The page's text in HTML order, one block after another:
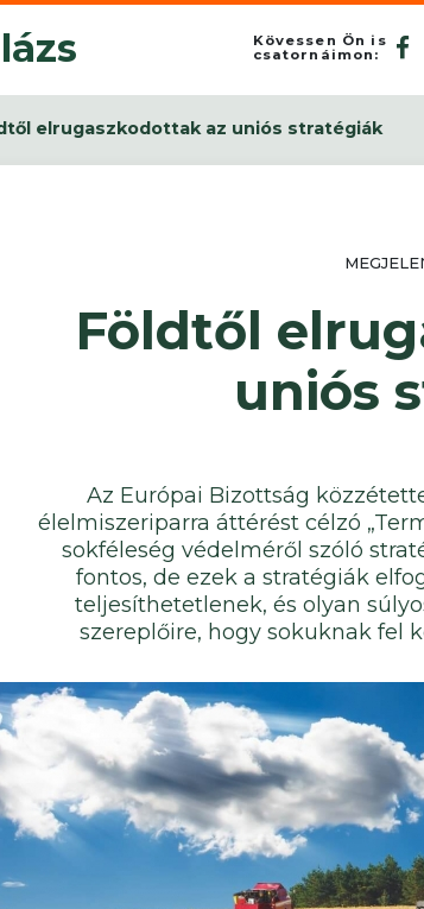
Kövessen Ön is
csatornáimon:
elrugaszkodottak az uniós stratégiák
Földtől
uniós
Az Európai Bizottság
élelmiszeriparra áttérést célzó
sokféleség védelméről szóló
fontos, de ezek a stratégiák
teljesíthetetlenek, és olyan
szereplőire, hogy sokuknak fel